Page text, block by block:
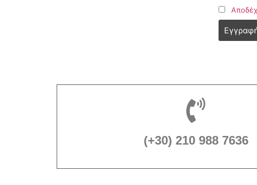
(+30) 210 988 7636